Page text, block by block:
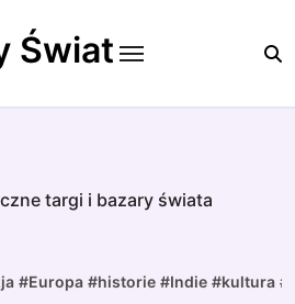
Świat
targi i bazary świata
#Europa #historie #Indie #kultura #